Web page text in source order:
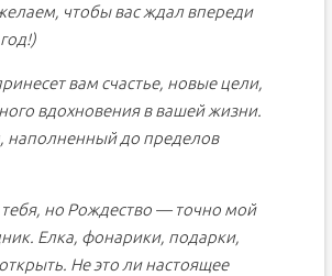
чтобы вас ждал впереди
вам счастье, новые цели,
вдохновения в вашей жизни.
наполненный до пределов
тебя, но Рождество — точно мой
Елка, фонарики, подарки,
Не это ли настоящее